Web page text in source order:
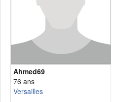
Ahmed69
76 ans
Versailles